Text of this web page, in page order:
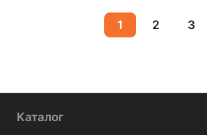
1 2 3
Каталог